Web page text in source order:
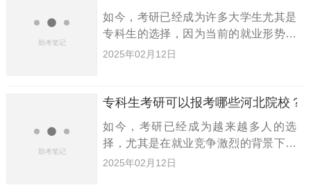
如今，考研已经成为许多大学生尤其是
专科生的选择，因为当前的就业形势非
常严峻，越来越多的人认识到拥有更高
校是可以选择的呢？接下来，
2025年02月12日
专科生考研可以报考哪些河北院校？
如今，考研已经成为越来越多人的选
择，尤其是在就业竞争激烈的背景下，
许多大学生意识到了学历的重要性。尤
2025年02月12日